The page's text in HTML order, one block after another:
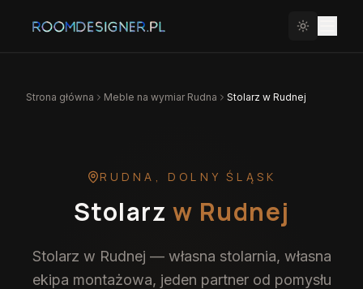
Strona główna Meble na wymiar Rudna Stolarz w Rudnej
RUDNA , DOLNY ŚLĄSK
Stolarz w Rudnej
Stolarz w Rudnej — własna stolarnia, własna
ekipa montażowa, jeden partner od pomysłu